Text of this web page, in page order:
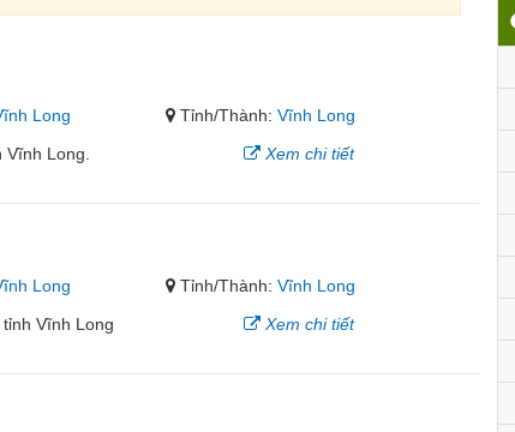
Long Tỉnh/Thành:Vĩnh Long
Long.
Xem chi tiết
Long Tỉnh/Thành:Vĩnh Long
Vĩnh Long
Xem chi tiết